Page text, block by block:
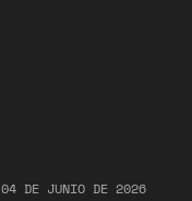
04 DE JUNIO DE 2026